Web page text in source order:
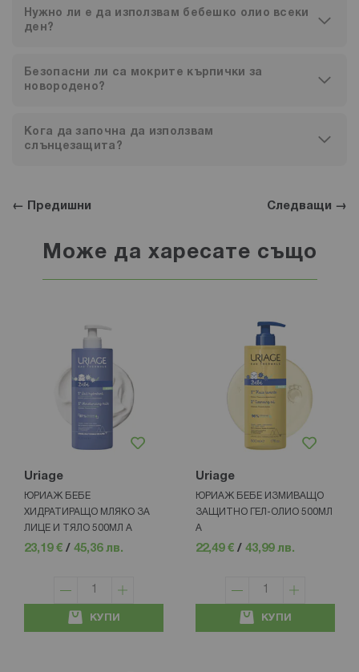
Нужно ли е да използвам бебешко олио всеки
ден?
Безопасни ли са мокрите кърпички за
новородено?
Кога да започна да използвам
слънцезащита?
← Предишни Следващи →
Може да харесате също
Uriage
ЮРИАЖ БЕБЕ
ХИДРАТИРАЩО МЛЯКО ЗА
ЛИЦЕ И ТЯЛО 500МЛ A
23,19 € / 45,36 лв.
КУПИ
Uriage
ЮРИАЖ БЕБЕ ИЗМИВАЩО
ЗАЩИТНО ГЕЛ-ОЛИО 500МЛ
A
22,49 € / 43,99 лв.
КУПИ